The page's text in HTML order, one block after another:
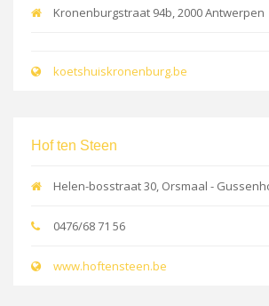
Kronenburgstraat 94b, 2000 Antwerpen
koetshuiskronenburg.be
Hof ten Steen
Helen-bosstraat 30, Orsmaal -
0476/68 71 56
www.hoftensteen.be